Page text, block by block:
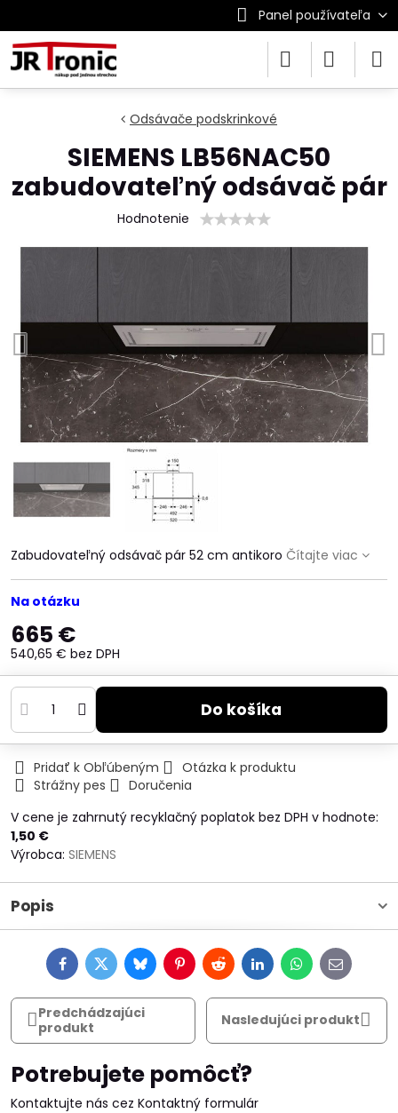
Panel používateľa
Odsávače podskrinkové
SIEMENS LB56NAC50
zabudovateľný odsávač pár
Hodnotenie
Zabudovateľný odsávač pár 52 cm antikoro Čítajte viac
Na otázku
665 €
540,65 € bez DPH
Do košíka
Pridať k Obľúbeným
Otázka k produktu
Strážny pes
Doručenia
V cene je zahrnutý recyklačný poplatok bez DPH v hodnote:
1,50 €
Výrobca: SIEMENS
Popis
FacebookTwitterBlueskyPinterestRedditLinkedInWhatsApp
E-
mail
Predchádzajúci
produkt
Nasledujúci produkt
Potrebujete pomôcť?
Kontaktujte nás cez Kontaktný formulár